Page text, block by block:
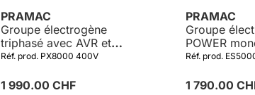
PRAMAC
Groupe électrogène
triphasé avec AVR et
démarrage électrique
Réf. prod. PX8000 400V
1 990.00 CHF
PRAMAC
Groupe
POWER
Réf. prod.
1 790.00